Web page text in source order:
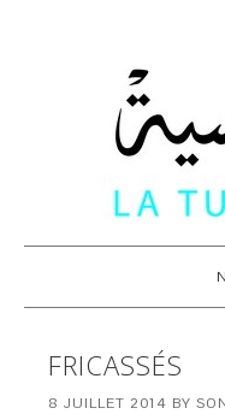
FRICASSÉS
8 JUILLET 2014 BY